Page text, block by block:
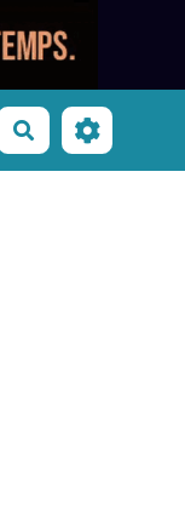
Rechercher